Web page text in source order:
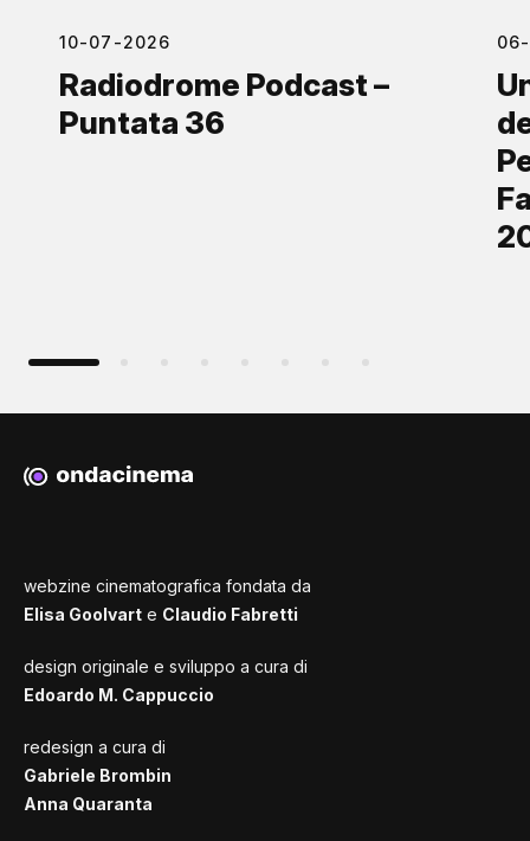
10-07-2026
Radiodrome Podcast –
Puntata 36
webzine cinematografica fondata da
Elisa Goolvart e Claudio Fabretti
design originale e sviluppo a cura di
Edoardo M. Cappuccio
redesign a cura di
Gabriele Brombin
Anna Quaranta